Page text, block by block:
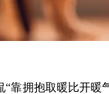
“靠拥抱取暖比开